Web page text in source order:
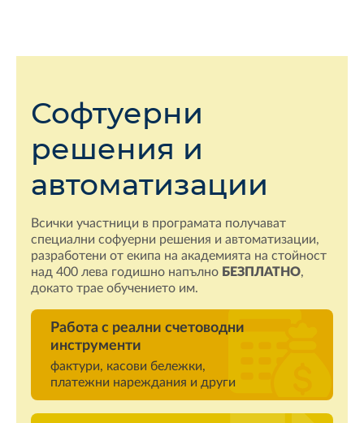
Софтуерни
решения и
автоматизации
Всички участници в програмата получават
специални софуерни решения и автоматизации,
разработени от екипа на академията на стойност
над 400 лева годишно напълно БЕЗПЛАТНО,
докато трае обучението им.
Работа с реални счетоводни
инструменти
фактури, касови бележки,
платежни нареждания и други